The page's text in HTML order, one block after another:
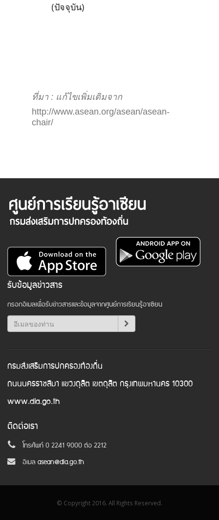
(ปัจจุบัน)
ที่มา : แก้ไขเพิ่มเติมจาก
http://www.asean.org/asean/asean-
chair/
รับข้อมูลข่าวสาร
กรอกอีเมลเพื่อรับข่าวสารและข้อมูลจากศูนย์การเรียนรู้อาเซียน
กรมส่งเสริมการปกครองท้องถิ่น
ถนนนครราชสีมา แขวงดุสิต เขตดุสิต กรุงเทพมหานคร 10300
www.dla.go.th
ติดต่อเรา
โทรศัพท์ 0 2241 9000 ต่อ 2212
อีเมล asean@dla.go.th
© Copyright 2016. All Rights Reserved.